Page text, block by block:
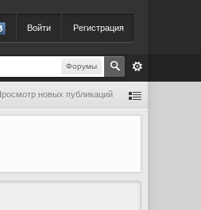
Войти Регистрация
Форумы
новых публикаций